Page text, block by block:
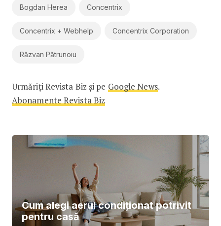
Bogdan Herea Concentrix
Concentrix + Webhelp Concentrix Corporation
Răzvan Pătrunoiu
Urmăriți Revista Biz și pe Google News.
Abonamente Revista Biz
Cum alegi aerul condiționat potrivit
pentru casă